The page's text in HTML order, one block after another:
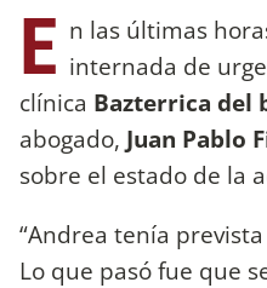
E n las últimas
internada de
clínica Bazterrica del
abogado, Juan Pablo
sobre el estado de la
“Andrea tenía
Lo que pasó fue que